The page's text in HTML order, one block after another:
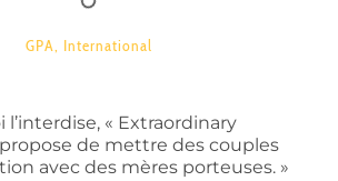
GPA, International
l’interdise, « Extraordinary
de mettre des couples
avec des mères porteuses. »